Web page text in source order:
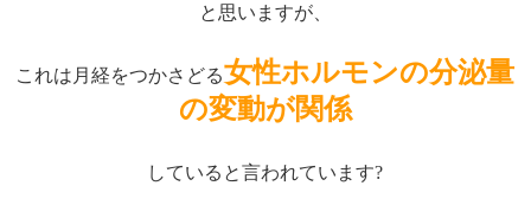
と思いますが、
これは月経をつかさどる女性ホルモンの分泌量
の変動が関係
していると言われています?